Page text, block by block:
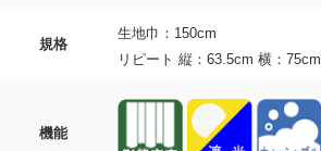
規格
生地巾：150cm
リピート 縦：63.5cm 横：75cm
機能